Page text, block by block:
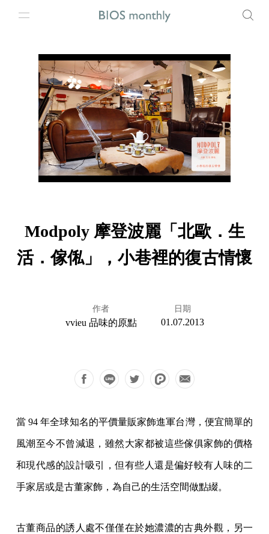
Modpoly 摩登波麗「北歐．生
活．傢俬」，小巷裡的復古情懷
作者
vvieu 品味的原點
日期
01.07.2013
當 94 年全球知名的平價量販家飾進軍台灣，便宜簡單的
風潮至今不曾減退，雖然大家都被這些傢俱家飾的價格
和現代感的設計吸引，但有些人還是偏好較有人味的二
手家居或是古董家飾，為自己的生活空間做點綴。
古董商品的誘人處不僅僅在於她濃濃的古典外觀，另一